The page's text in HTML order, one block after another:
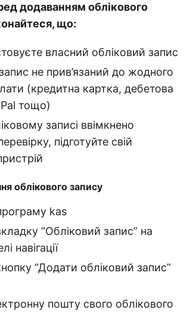
додаванням облікового
що:
власний обліковий запис
не прив’язаний до жодного
(кредитна картка, дебетова
тощо)
записі ввімкнено
підготуйте свій
облікового запису
kas
“Обліковий запис” на
навігації
“Додати обліковий запис”
пошту свого облікового